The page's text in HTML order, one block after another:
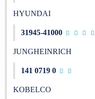
HYUNDAI
31945-41000
JUNGHEINRICH
141 0719 0
KOBELCO